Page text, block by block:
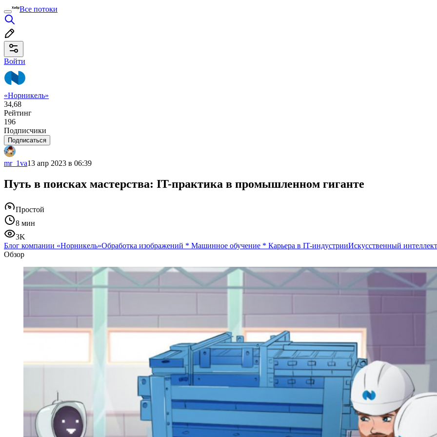
Все потоки
Войти
«Норникель»
34,68
Рейтинг
196
Подписчики
Подписаться
mr_1va13 апр 2023 в 06:39
Путь в поисках мастерства: IT-практика в промышленном гиганте
Простой
8 мин
3K
Блог компании «Норникель»Обработка изображений * Машинное обучение * Карьера в IT-индустрииИскусственный интеллект
Обзор